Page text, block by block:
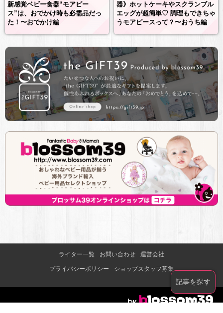
新感覚ベビー食器“モアピー
ス”は、おでかけ時も必需品だっ
た！〜おでかけ編
器》ホットケーキやスクランブル
エッグが超簡単♡ 調理もできちゃ
うモアピースって？〜おうち編
記事を探す
ライター一覧 お問い合わせ 運営会社
プライバシーポリシー ショップスタッフ募集